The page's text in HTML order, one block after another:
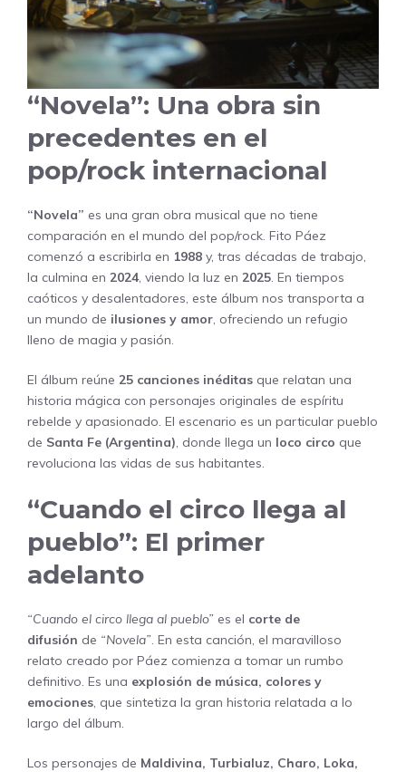
“Novela”: Una obra sin
precedentes en el
pop/rock internacional
“Novela” es una gran obra musical que no tiene
comparación en el mundo del pop/rock. Fito Páez
comenzó a escribirla en 1988 y, tras décadas de trabajo,
la culmina en 2024, viendo la luz en 2025. En tiempos
caóticos y desalentadores, este álbum nos transporta a
un mundo de ilusiones y amor, ofreciendo un refugio
lleno de magia y pasión.
El álbum reúne 25 canciones inéditas que relatan una
historia mágica con personajes originales de espíritu
rebelde y apasionado. El escenario es un particular pueblo
de Santa Fe (Argentina), donde llega un loco circo que
revoluciona las vidas de sus habitantes.
“Cuando el circo llega al
pueblo”: El primer
adelanto
“Cuando el circo llega al pueblo” es el corte de
difusión de “Novela”. En esta canción, el maravilloso
relato creado por Páez comienza a tomar un rumbo
definitivo. Es una explosión de música, colores y
emociones, que sintetiza la gran historia relatada a lo
largo del álbum.
Los personajes de Maldivina, Turbialuz, Charo, Loka,